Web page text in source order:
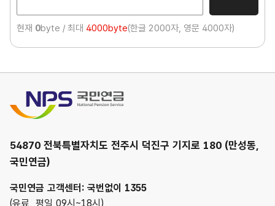
현재 0byte / 최대 4000byte(한글 2000자, 영문 4000자)
54870 전북특별자치도 전주시 덕진구 기지로 180 (만성동,
국민연금)
국민연금 고객센터: 국번없이 1355
(유료, 평일 09시~18시)